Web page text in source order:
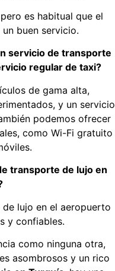
es habitual que el
buen servicio.
servicio de transporte
regular de taxi?
de gama alta,
y un servicio
podemos ofrecer
como Wi-Fi gratuito
transporte de lujo en
lujo en el aeropuerto
y confiables.
como ninguna otra,
asombrosos y un rico